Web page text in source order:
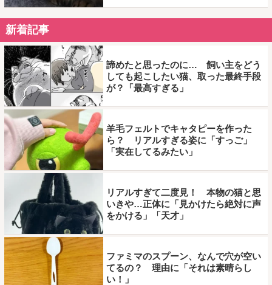
新着記事
諦めたと思ったのに… 飼い主をどう
しても起こしたい猫、取った最終手段
が？「最高すぎる」
羊毛フェルトでキャタピーを作った
ら？ リアルすぎる姿に「すっご」
「実在してるみたい」
リアルすぎて二度見！ 本物の猫と思
いきや…正体に「見かけたら絶対に声
をかける」「天才」
ファミマのスプーン、なんで穴が空い
てるの？ 理由に「それは素晴らし
い！」